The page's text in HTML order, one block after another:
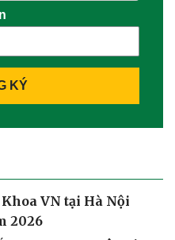
KÝ
VN tại Hà Nội
2026